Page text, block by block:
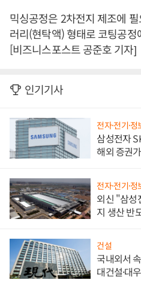
믹싱공정은 2차전지 제조에
러리(현탁액) 형태로 코팅공
[비즈니스포스트 공준호 기자]
인기기사
전자·전기·정
삼성전자
해외 증권
전자·전기·정
외신 "삼성
지 생산 반
건설
국내외서
대건설·대